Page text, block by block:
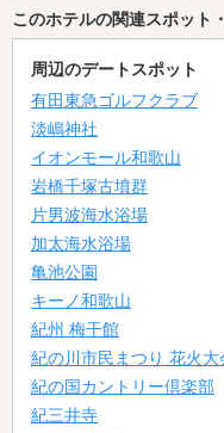
このホテルの関連スポット
周辺のデートスポット
有田東急ゴルフクラブ
淡嶋神社
イオンモール和歌山
岩橋千塚古墳群
片男波海水浴場
加太海水浴場
亀池公園
キーノ和歌山
紀州 梅干館
紀の川市民まつり 花火大
紀の国カントリー倶楽部
紀三井寺